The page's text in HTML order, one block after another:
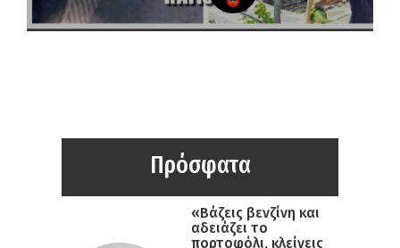
Πρόσφατα
«Βάζεις βενζίνη και
αδειάζει το
πορτοφόλι, κλείνεις